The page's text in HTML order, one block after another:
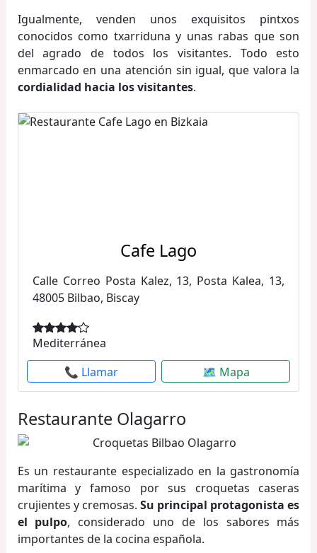
Igualmente, venden unos exquisitos pintxos
conocidos como txarriduna y unas rabas que son
del agrado de todos los visitantes. Todo esto
enmarcado en una atención sin igual, que valora la
cordialidad hacia los visitantes.
Cafe Lago
Calle Correo Posta Kalez, 13, Posta Kalea, 13,
48005 Bilbao, Biscay
Mediterránea
📞 Llamar
🗺 Mapa
Restaurante Olagarro
Es un restaurante especializado en la gastronomía
marítima y famoso por sus croquetas caseras
crujientes y cremosas. Su principal protagonista es
el pulpo, considerado uno de los sabores más
importantes de la cocina española.